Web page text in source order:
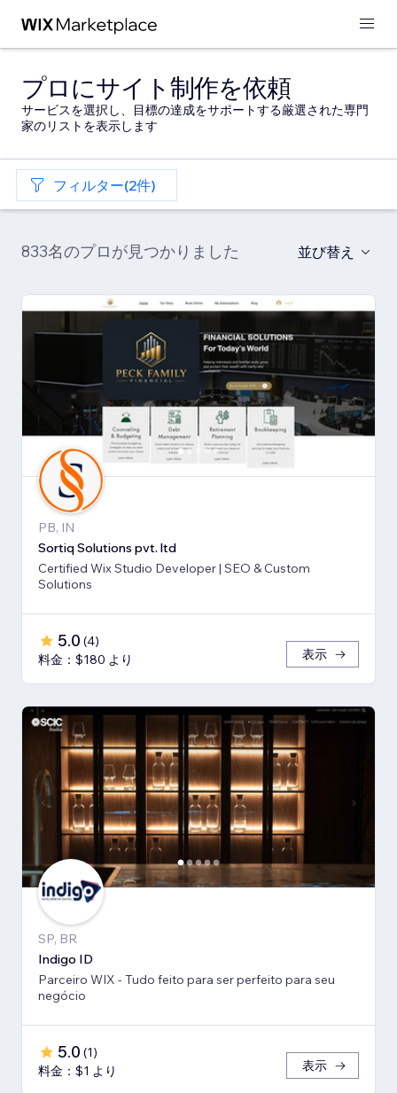
プロにサイト制作を依頼
サービスを選択し、目標の達成をサポートする厳選された専門
家のリストを表示します
フィルター(2件)
833名のプロが見つかりました 並び替え
PB, IN
Sortiq Solutions pvt. ltd
Certified Wix Studio Developer | SEO & Custom
Solutions
5.0 (4)
料金：$180 より
表示
SP, BR
Indigo ID
Parceiro WIX - Tudo feito para ser perfeito para seu
negócio
5.0 (1)
料金：$1 より
表示